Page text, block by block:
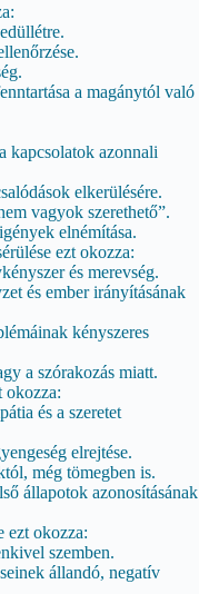
a magánytól való
kapcsolatok azonnali
elkerülésére.
vagyok szerethető”.
elnémítása.
ezt okozza:
és merevség.
és ember irányításának
kényszeres
a szórakozás miatt.
okozza:
és a szeretet
elrejtése.
még tömegben is.
állapotok azonosításának
ezt okozza:
szemben.
állandó, negatív